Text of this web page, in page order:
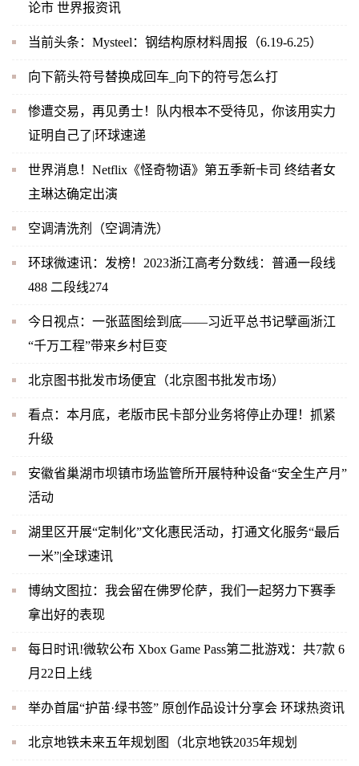
论市 世界报资讯
当前头条：Mysteel：钢结构原材料周报（6.19-6.25）
向下箭头符号替换成回车_向下的符号怎么打
惨遭交易，再见勇士！队内根本不受待见，你该用实力
证明自己了|环球速递
世界消息！Netflix《怪奇物语》第五季新卡司 终结者女
主琳达确定出演
空调清洗剂（空调清洗）
环球微速讯：发榜！2023浙江高考分数线：普通一段线
488 二段线274
今日视点：一张蓝图绘到底——习近平总书记擘画浙江
“千万工程”带来乡村巨变
北京图书批发市场便宜（北京图书批发市场）
看点：本月底，老版市民卡部分业务将停止办理！抓紧
升级
安徽省巢湖市坝镇市场监管所开展特种设备“安全生产月”
活动
湖里区开展“定制化”文化惠民活动，打通文化服务“最后
一米”|全球速讯
博纳文图拉：我会留在佛罗伦萨，我们一起努力下赛季
拿出好的表现
每日时讯!微软公布 Xbox Game Pass第二批游戏：共7款 6
月22日上线
举办首届“护苗·绿书签” 原创作品设计分享会 环球热资讯
北京地铁未来五年规划图（北京地铁2035年规划